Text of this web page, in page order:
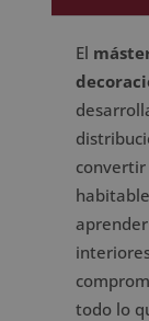
El
convertir
todo lo